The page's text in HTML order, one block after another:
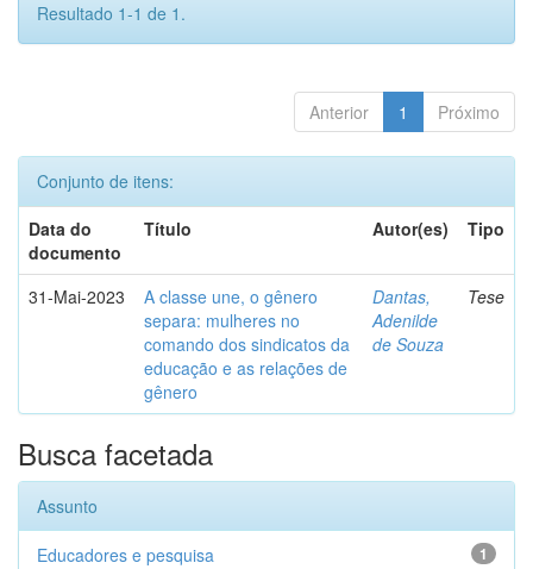
Resultado 1-1 de 1.
Anterior 1 Próximo
Conjunto de itens:
Data do
documento
Título Autor(es) Tipo
31-Mai-2023
A classe une, o gênero
separa: mulheres no
comando dos sindicatos da
educação e as relações de
gênero
Dantas,
Adenilde
de Souza
Tese
Busca facetada
Assunto
1
Educadores e pesquisa